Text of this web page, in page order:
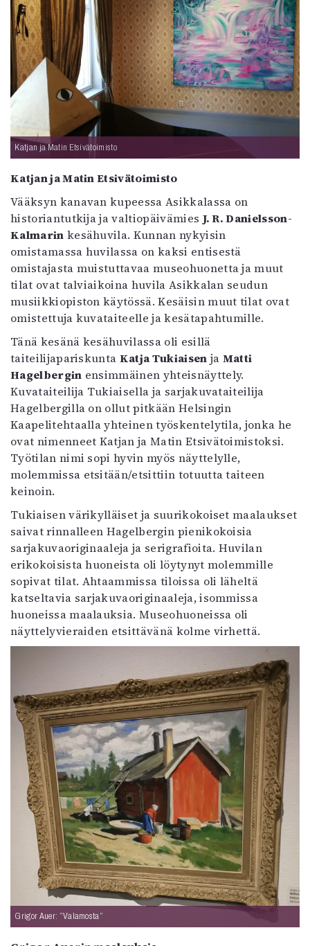
Katjan ja Matin Etsivätoimisto
Katjan ja Matin Etsivätoimisto
Vääksyn kanavan kupeessa Asikkalassa on
historiantutkija ja valtiopäivämies J. R. Danielsson-
Kalmarin kesähuvila. Kunnan nykyisin
omistamassa huvilassa on kaksi entisestä
omistajasta muistuttavaa museohuonetta ja muut
tilat ovat talviaikoina huvila Asikkalan seudun
musiikkiopiston käytössä. Kesäisin muut tilat ovat
omistettuja kuvataiteelle ja kesätapahtumille.
Tänä kesänä kesähuvilassa oli esillä
taiteilijapariskunta Katja Tukiaisen ja Matti
Hagelbergin ensimmäinen yhteisnäyttely.
Kuvataiteilija Tukiaisella ja sarjakuvataiteilija
Hagelbergilla on ollut pitkään Helsingin
Kaapelitehtaalla yhteinen työskentelytila, jonka he
ovat nimenneet Katjan ja Matin Etsivätoimistoksi.
Työtilan nimi sopi hyvin myös näyttelylle,
molemmissa etsitään/etsittiin totuutta taiteen
keinoin.
Tukiaisen värikylläiset ja suurikokoiset maalaukset
saivat rinnalleen Hagelbergin pienikokoisia
sarjakuvaoriginaaleja ja serigrafioita. Huvilan
erikokoisista huoneista oli löytynyt molemmille
sopivat tilat. Ahtaammissa tiloissa oli läheltä
katseltavia sarjakuvaoriginaaleja, isommissa
huoneissa maalauksia. Museohuoneissa oli
näyttelyvieraiden etsittävänä kolme virhettä.
Grigor Auer: ”Valamosta”